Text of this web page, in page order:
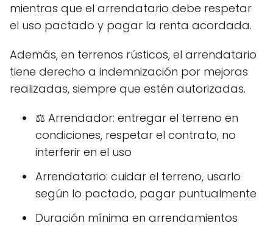
mientras que el arrendatario debe respetar
el uso pactado y pagar la renta acordada.
Además, en terrenos rústicos, el arrendatario
tiene derecho a indemnización por mejoras
realizadas, siempre que estén autorizadas.
⚖️ Arrendador: entregar el terreno en
condiciones, respetar el contrato, no
interferir en el uso
Arrendatario: cuidar el terreno, usarlo
según lo pactado, pagar puntualmente
Duración mínima en arrendamientos